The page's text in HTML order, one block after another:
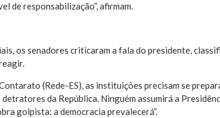
de responsabilização”, afirmam.
os senadores criticaram a fala do presidente,
(Rede-ES), as instituições precisam se
da República. Ninguém assumirá a
golpista: a democracia prevalecerá”.